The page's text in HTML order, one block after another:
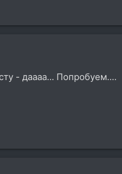
- даааа... Попробуем....